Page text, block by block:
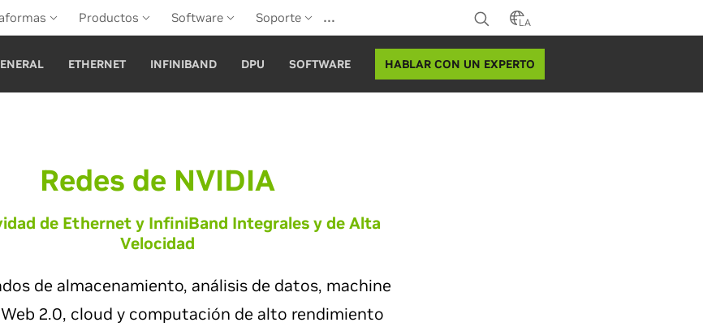
Productos Software Soporte … LA
ETHERNET INFINIBAND DPU SOFTWARE HABLAR CON UN EXPERTO
Redes de NVIDIA
de Ethernet y InfiniBand Integrales y de Alta
Velocidad
de almacenamiento, análisis de datos, machine
2.0, cloud y computación de alto rendimiento